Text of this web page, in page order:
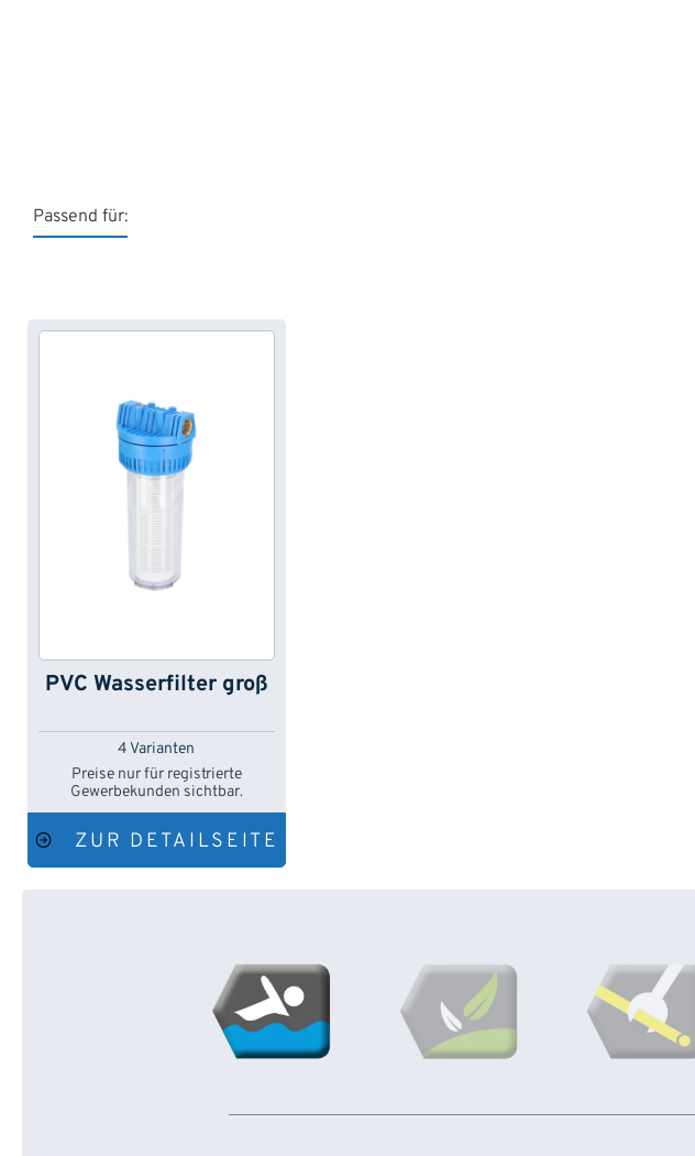
Passend für:
PVC Wasserfilter groß
4 Varianten
Preise nur für registrierte
Gewerbekunden sichtbar.
ZUR DETAILSEITE